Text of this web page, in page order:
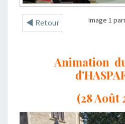
◄ Retour Image 1
Animation
(28 Août